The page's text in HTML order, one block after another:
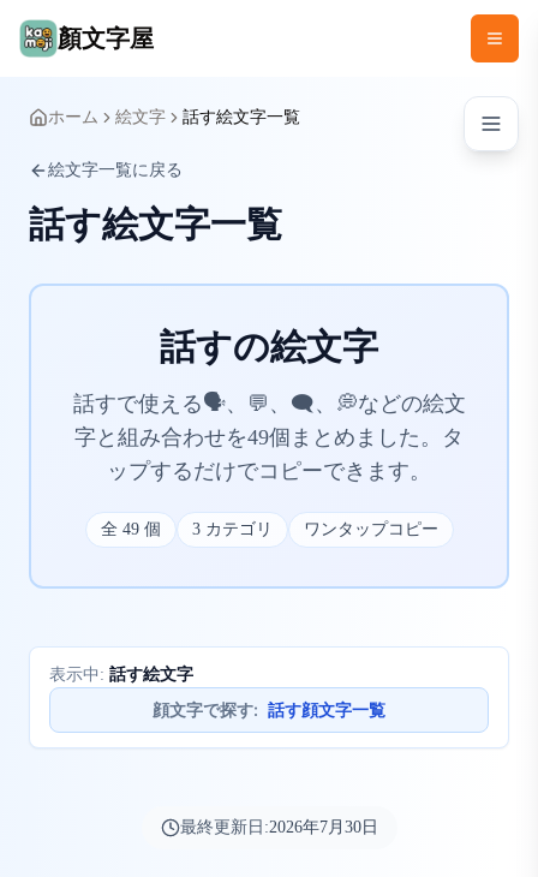
顏文字屋
ホーム 絵文字 話す絵文字一覧
絵文字一覧に戻る
話す絵文字一覧
話すの絵文字
話すで使える🗣️、💬、🗨️、💭などの絵文
字と組み合わせを49個まとめました。タ
ップするだけでコピーできます。
全 49個 3カテゴリ ワンタップコピー
表示中: 話す絵文字
顔文字で探す: 話す顔文字一覧
最終更新日:2026年7月30日